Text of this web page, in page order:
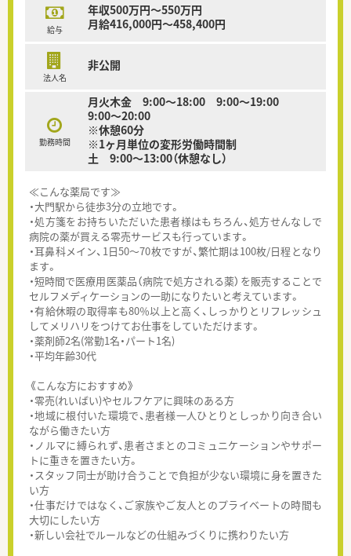
給与
年収500万円～550万円
月給416,000円～458,400円
法人名
非公開
勤務時間
月火木金 9:00～18:00 9:00～19:00
9:00～20:00
※休憩60分
※1ヶ月単位の変形労働時間制
土 9:00～13:00（休憩なし）
≪こんな薬局です≫
・大門駅から徒歩3分の立地です。
・処方箋をお持ちいただいた患者様はもちろん、処方せんなしで
病院の薬が買える零売サービスも行っています。
・耳鼻科メイン、1日50～70枚ですが、繁忙期は100枚/日程となり
ます。
・短時間で医療用医薬品（病院で処方される薬）を販売することで
セルフメディケーションの一助になりたいと考えています。
・有給休暇の取得率も80％以上と高く、しっかりとリフレッシュ
してメリハリをつけてお仕事をしていただけます。
・薬剤師2名(常勤1名・パート1名)
・平均年齢30代
《こんな方におすすめ》
・零売(れいばい)やセルフケアに興味のある方
・地域に根付いた環境で、患者様一人ひとりとしっかり向き合い
ながら働きたい方
・ノルマに縛られず、患者さまとのコミュニケーションやサポー
トに重きを置きたい方。
・スタッフ同士が助け合うことで負担が少ない環境に身を置きた
い方
・仕事だけではなく、ご家族やご友人とのプライベートの時間も
大切にしたい方
・新しい会社でルールなどの仕組みづくりに携わりたい方